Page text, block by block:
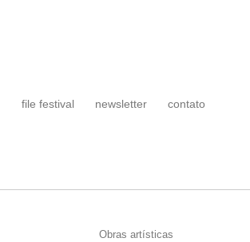
file festival newsletter contato
Obras artísticas